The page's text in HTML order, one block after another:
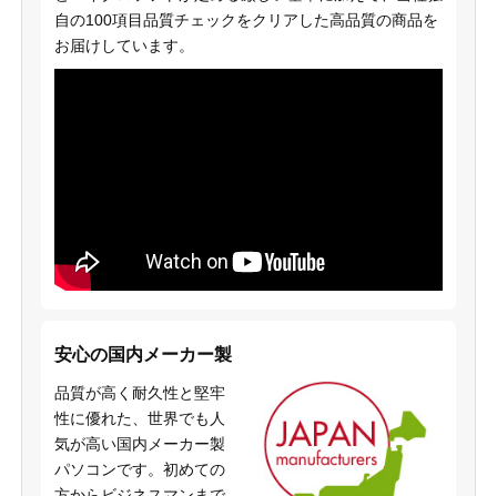
自の100項目品質チェックをクリアした高品質の商品を
お届けしています。
安心の国内メーカー製
品質が高く耐久性と堅牢
性に優れた、世界でも人
気が高い国内メーカー製
パソコンです。初めての